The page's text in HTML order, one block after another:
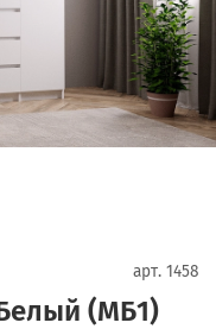
арт. 1458
(МБ1)